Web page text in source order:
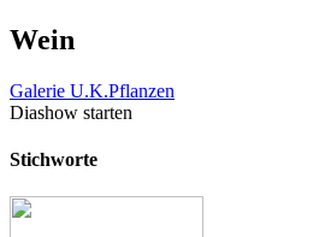
Wein
Galerie U.K.Pflanzen
Diashow starten
Stichworte